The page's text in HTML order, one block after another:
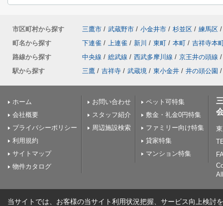
市区町村から探す 三鷹市 / 武蔵野市 / 小金井市 / 杉並区 / 練馬区 /
町名から探す
下連雀 / 上連雀 / 新川 / 東町 / 本町 / 吉祥寺本
路線から探す
中央線 / 総武線 / 西武多摩川線 / 京王井の頭線 /
駅から探す
三鷹 / 吉祥寺 / 武蔵境 / 東小金井 / 井の頭公園 /
ホーム
会社概要
プライバシーポリシー
利用規約
サイトマップ
物件カタログ
お問い合わせ
スタッフ紹介
周辺施設検索
ペット可特集
敷金・礼金0円特集
ファミリー向け特集
貸家特集
マンション特集
当サイトでは、お客様の当サイト利用状況把握、サービス向上検討